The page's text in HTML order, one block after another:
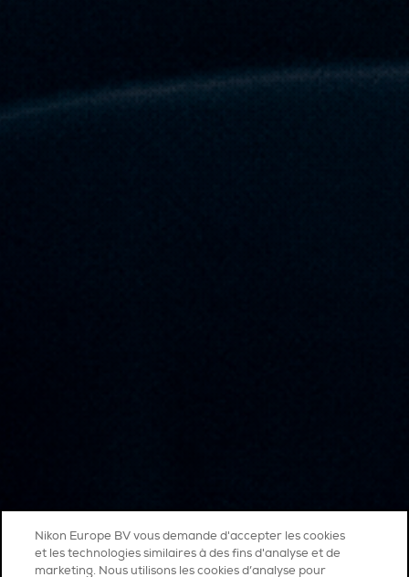
Nikon Europe BV vous demande d'accepter les cookies
et les technologies similaires à des fins d'analyse et de
marketing. Nous utilisons les cookies d’analyse pour